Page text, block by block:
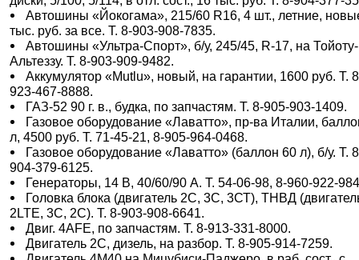
Автошины «Йокогама», 215/60 R16, 4 шт., летние,
тыс. руб. за все. Т. 8-903-908-7835.
Автошины «Ультра-Спорт», б/у, 245/45, R-17, на Тойоту-
Альтеззу. Т. 8-903-909-9482.
Аккумулятор «Mutlu», новый, на гарантии, 1600 руб. Т.
923-467-8888.
ГАЗ-52 90 г. в., будка, по запчастям. Т. 8-905-903-1409.
Газовое оборудование «Лаватто», пр-ва Италии,
л, 4500 руб. Т. 71-45-21, 8-905-964-0468.
Газовое оборудование «Лаватто» (баллон 60 л), б/у. Т.
904-379-6125.
Генераторы, 14 В, 40/60/90 А. Т. 54-06-98, 8-960-922-
Головка блока (двигатель 2С, 3С, 3СТ), ТНВД
2LTE, 3С, 2С). Т. 8-903-908-6641.
Двиг. 4АFE, по запчастям. Т. 8-913-331-8000.
Двигатель 2С, дизель, на разбор. Т. 8-905-914-7259.